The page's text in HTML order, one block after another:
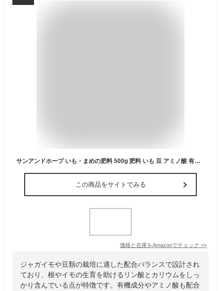
サンアンドホープ いも・まめの肥料 500g 肥料 いも 豆 アミノ酸 有機入り N6-P8-K12
この商品をサイトでみる
価格と在庫をAmazonでチェック >>
ジャガイモや豆類の栽培に適した配合バランスで設計され
ており、根やイモの生育を助けるリン酸とカリウムをしっ
かり含んでいる点が特徴です。有機成分やアミノ酸も配合